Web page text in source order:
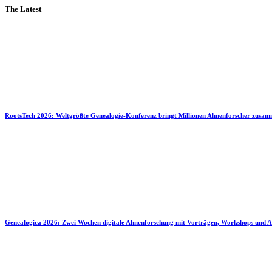
The Latest
RootsTech 2026: Weltgrößte Genealogie-Konferenz bringt Millionen Ahnenforscher
Genealogica 2026: Zwei Wochen digitale Ahnenforschung mit Vorträgen, Workshops und